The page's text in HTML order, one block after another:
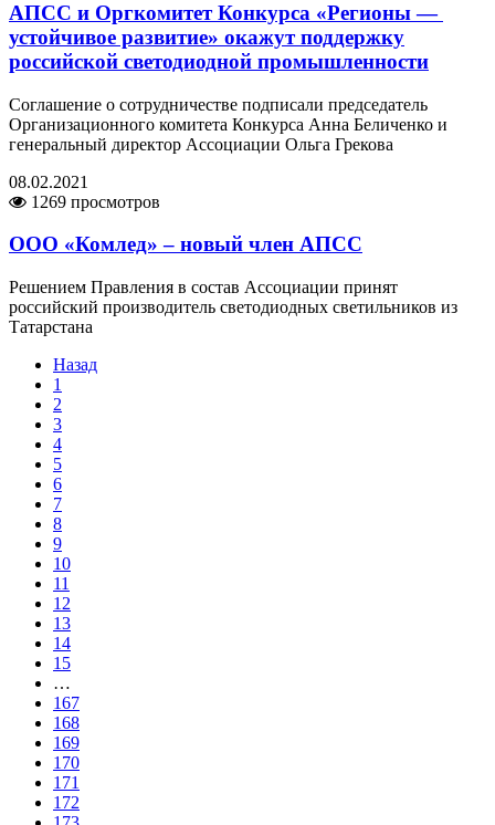
АПСС и Оргкомитет Конкурса «Регионы —
устойчивое развитие» окажут поддержку
российской светодиодной промышленности
Соглашение о сотрудничестве подписали председатель
Организационного комитета Конкурса Анна Беличенко и
генеральный директор Ассоциации Ольга Грекова
08.02.2021
1269 просмотров
ООО «Комлед» – новый член АПСС
Решением Правления в состав Ассоциации принят
российский производитель светодиодных светильников из
Татарстана
Назад
1
2
3
4
5
6
7
8
9
10
11
12
13
14
15
…
167
168
169
170
171
172